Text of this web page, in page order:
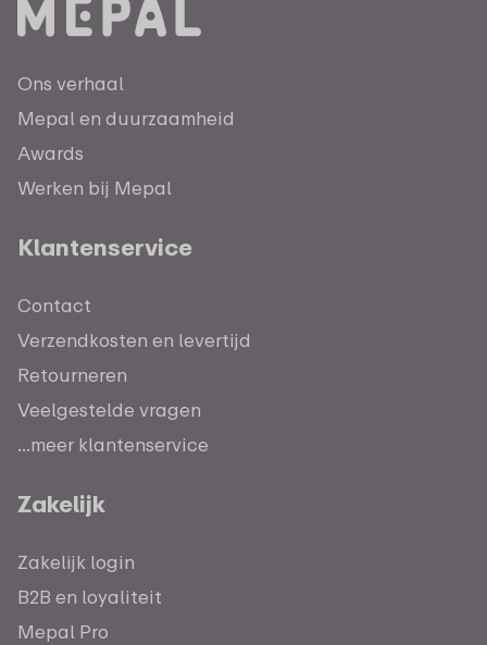
Ons verhaal
Mepal en duurzaamheid
Awards
Werken bij Mepal
Klantenservice
Contact
Verzendkosten en levertijd
Retourneren
Veelgestelde vragen
...meer klantenservice
Zakelijk
Zakelijk login
B2B en loyaliteit
Mepal Pro